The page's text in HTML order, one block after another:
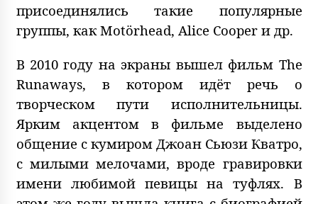
присоединялись такие популярные
группы, как Motӧrhead, Alice Cooper и др.
В 2010 году на экраны вышел фильм The
Runaways, в котором идёт речь о
творческом пути исполнительницы.
Ярким акцентом в фильме выделено
общение с кумиром Джоан Сьюзи Кватро,
с милыми мелочами, вроде гравировки
имени любимой певицы на туфлях. В